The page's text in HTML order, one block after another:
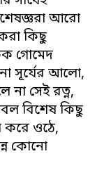
আরো
কিছু
গোমেদ
সূর্যের আলো,
না সেই রত্ন,
বিশেষ কিছু
করে ওঠে,
কোনো